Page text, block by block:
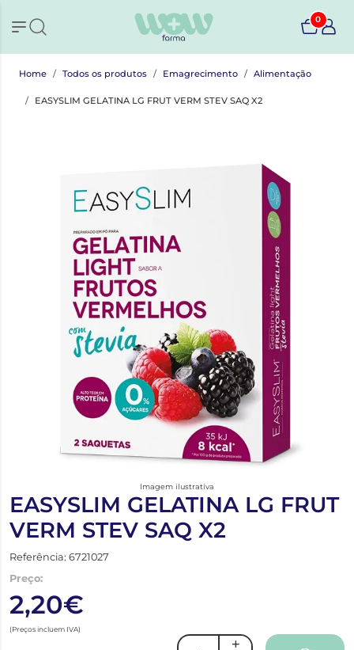
0
Home Todos os produtos Emagrecimento Alimentação
EASYSLIM GELATINA LG FRUT VERM STEV SAQ X2
Imagem ilustrativa
EASYSLIM GELATINA LG FRUT
VERM STEV SAQ X2
Referência: 6721027
Preço:
2,20€
(Preços incluem IVA)